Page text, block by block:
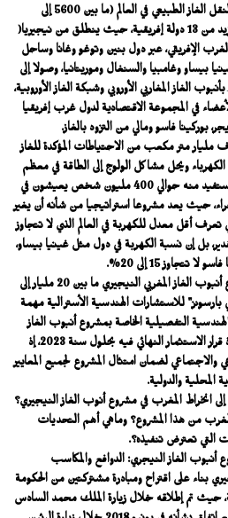
بحلول سنة 2026، أطول خط لنقل الغاز الطبيعي في العالم (ما بين 5600 إلى
7000كيلومتر)، ويعبر هذا الأنبوب أزيد من 13 دولة إفريقية، حيث ينطلق من نيجيريا(
الإفريقي، عبر دول بنين وتوغو وغانا وساحل
بيساو وغامبيا والسنغال وموريتانيا، وصولا إلى
الغاز المغاربي الأوروبي وشبكة الغاز الأوروبية،
في المجموعة الاقتصادية لدول غرب إفريقيا
هذا المشروع أكثر من 5 آلاف مليار متر مكعب من الاحتياطات المؤكدة للغاز
ويحل مشاكل الولوج إلى الطاقة في معظم
الدول التي سيعبر منها، ويتوقع أن يستفيد منه حوالي 400 مليون شخص يعيشون في
حيث يعد مشروعا استراتيجيا من شأنه أن يغير
تعرف أقل معدل للكهربة في العالم الذي لا تتجاوز
على أقصى تقدير، بل إن نسبة الكهربة في دول مثل غينيا بيساو،
لا تتجاوز 15 إلى 20%.
وتقدر التكلفة المالية الإجمالية لمشروع أنبوب الغاز المغربي النيجيري ما بين 20 مليار إلى
بارسونز" للاستشارات الهندسية الأسترالية مهمة
الهندسية التفصيلية الخاصة بمشروع أنبوب الغاز
الرابط بين المغرب ونيجيريا، لاتخاذ قرار الاستثمار النهائي فيه بحلول سنة 2023، إذ
والاجتماعي لضمان امتثال المشروع لجميع المعايير
المحلية والدولية.
انخراط المغرب في مشروع أنوب الغاز النيجيري؟
من هذا المشروع؟ وماهي أهم التحديات
التي تعترض تنفيذه؟.
أنبوب الغاز النيجري: الدوافع والمكاسب
بناء على اقتراح ومبادرة مشتركتين من الحكومة
حيث تم إطلاقه خلال زيارة الملك محمد السادس